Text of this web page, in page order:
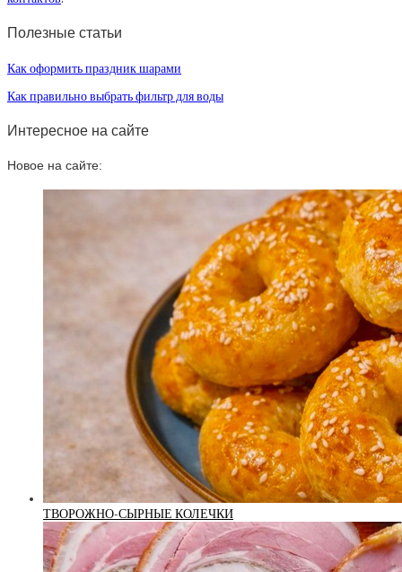
Полезные статьи
Как оформить праздник шарами
Как правильно выбрать фильтр для воды
Интересное на сайте
Новое на сайте:
ТВОРОЖНО-СЫРНЫЕ КОЛЕЧКИ